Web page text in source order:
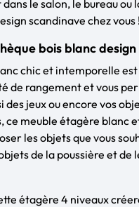
le salon, le bureau ou
scandinave chez vous !
bois blanc design
chic et intemporelle est
de rangement et vous
des jeux ou encore vos
meuble étagère blanc
les objets que vous
de la poussière et de
étagère 4 niveaux